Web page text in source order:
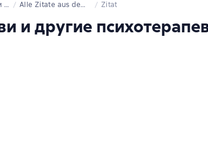
Alle Zitate aus dem Buch Zitat
и другие